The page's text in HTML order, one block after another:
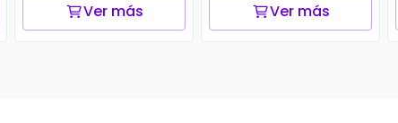
Ver más Ver más